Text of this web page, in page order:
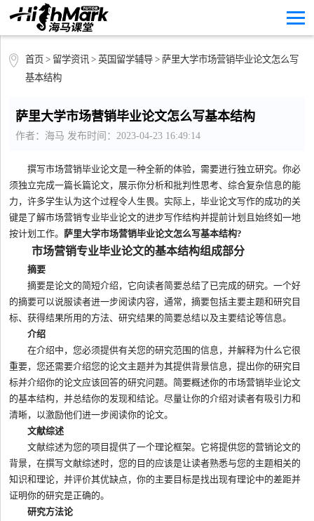
首页 > 留学资讯> 英国留学辅导> 萨里大学市场营销毕业论文怎么写
基本结构
萨里大学市场营销毕业论文怎么写基本结构
作者：海马 发布时间：2023-04-23 16:49:14
撰写市场营销毕业论文是一种全新的体验，需要进行独立研究。你必
须独立完成一篇长篇论文，展示你分析和批判性思考、综合复杂信息的能
力，许多学生认为这个过程令人生畏。实际上，毕业论文写作的成功的关
键是了解市场营销专业毕业论文的进步写作结构并提前计划且始终如一地
按计划工作。萨里大学市场营销毕业论文怎么写基本结构?
市场营销专业毕业论文的基本结构组成部分
摘要
摘要是论文的简短介绍，它向读者简要总结了已完成的研究。一个好
的摘要可以说服读者进一步阅读内容，通常，摘要包括主要主题和研究目
标、获得结果所用的方法、研究结果的简要总结以及主要结论等信息。
介绍
在介绍中，您必须提供有关您的研究范围的信息，并解释为什么它很
重要，您还需要介绍您的论文主题并为其提供背景信息，提出你的研究目
标并介绍你的论文应该回答的研究问题。简要概述你的市场营销毕业论文
的基本结构，并总结你的发现和结论。尽量让你的介绍对读者有吸引力和
清晰，以激励他们进一步阅读你的论文。
文献综述
文献综述为您的项目提供了一个理论框架。它将提供您的营销论文的
背景，在撰写文献综述时，您的目的应该是让读者熟悉与您的主题相关的
知识和理论，并评价其优缺点，你的主要目标是找出现有理论中的差距并
证明你的研究是正确的。
研究方法论